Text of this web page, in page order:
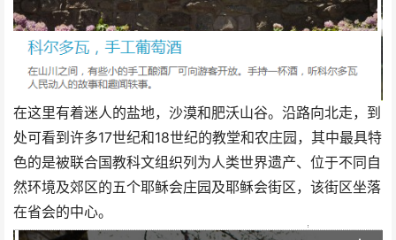
在这里有着迷人的盐地，沙漠和肥沃山谷。沿路向北走，到
处可看到许多17世纪和18世纪的教堂和农庄园，其中最具特
色的是被联合国教科文组织列为人类世界遗产、位于不同自
然环境及郊区的五个耶稣会庄园及耶稣会街区，该街区坐落
在省会的中心。